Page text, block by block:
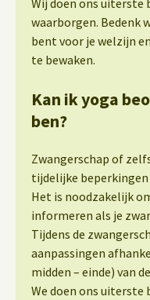
waarborgen. Bedenk
bent voor je welzijn
te bewaken.
Kan ik yoga
ben?
Zwangerschap of
tijdelijke beperkingen
Het is noodzakelijk
informeren als je
Tijdens de
aanpassingen
midden – einde) van
We doen ons uiterste